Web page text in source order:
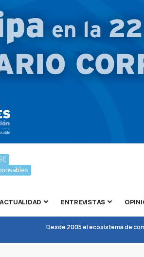
ACTUALIDAD ENTREVISTAS
Desde 2005 el ecosistema de